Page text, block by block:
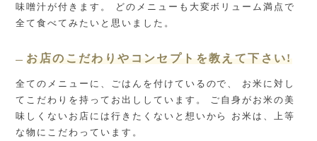
味噌汁が付きます。 どのメニューも大変ボリューム満点で
全て食べてみたいと思いました。
お店のこだわりやコンセプトを教えて下さい!
全てのメニューに、ごはんを付けているので、 お米に対し
てこだわりを持ってお出ししています。 ご自身がお米の美
味しくないお店には行きたくないと想いから お米は、上等
な物にこだわっています。